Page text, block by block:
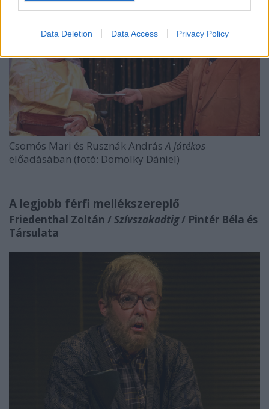
Data Deletion Data Access Privacy Policy
Csomós Mari és Rusznák AndrásA játékos
előadásában (fotó: Dömölky Dániel)
A legjobb férfi mellékszereplő
Friedenthal Zoltán /Szívszakadtig/ Pintér Béla és
Társulata